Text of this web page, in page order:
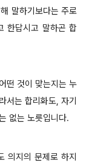
말하기보다는 주로
한답시고 말하곤 합
떤 것이 맞는지는 누
서는 합리화도, 자기
없는 노릇입니다.
의지의 문제로 하지